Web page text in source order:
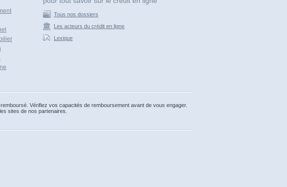
Tous nos dossiers
Les acteurs du crédit en ligne
Lexique
Vérifiez vos capacités de remboursement avant de vous engager.
sites de nos partenaires.